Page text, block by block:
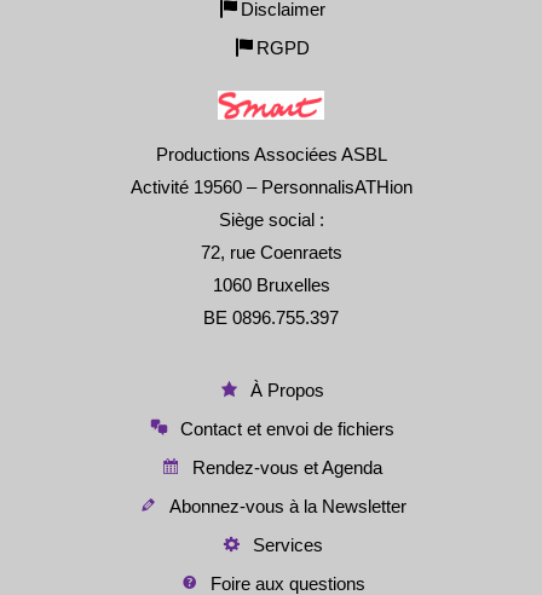
Disclaimer
RGPD
Productions Associées ASBL
Activité 19560 – PersonnalisATHion
Siège social :
72, rue Coenraets
1060 Bruxelles
BE 0896.755.397
À Propos
Contact et envoi de fichiers
Rendez-vous et Agenda
Abonnez-vous à la Newsletter
Services
Foire aux questions